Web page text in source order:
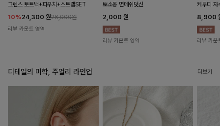
그렌스 토트백+파우치+스트랩SET
10%24,300 원26,900원
리뷰 카운트 영역
뽀소옹 면메쉬덧신
2,000 원
리뷰 카운트 영역
케루디 자
8,900
리뷰 카운
디테일의 미학, 주얼리 라인업 더보기